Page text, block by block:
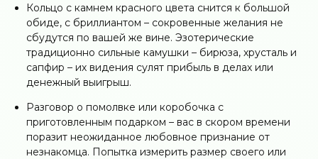
Кольцо с камнем красного цвета снится к большой
обиде, с бриллиантом – сокровенные желания не
сбудутся по вашей же вине. Эзотерические
традиционно сильные камушки – бирюза, хрусталь и
сапфир – их видения сулят прибыль в делах или
денежный выигрыш.
Разговор о помолвке или коробочка с
приготовленным подарком – вас в скором времени
поразит неожиданное любовное признание от
незнакомца. Попытка измерить размер своего или